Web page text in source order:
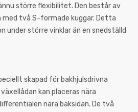
större flexibilitet. Den består av
med två S-formade kuggar. Detta
under större vinklar än en snedställd
skapad för bakhjulsdrivna
kan placeras nära
nära baksidan. De två